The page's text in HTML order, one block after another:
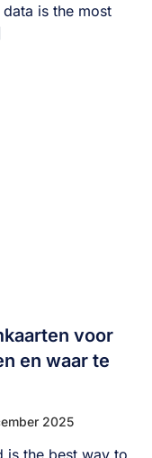
is the most
voor
en waar te
2025
is the best way to